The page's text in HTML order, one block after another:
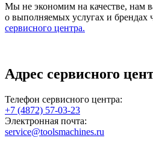
Мы не экономим на качестве, нам
о выполняемых услугах и брендах
сервисного центра.
Адрес сервисного
Телефон сервисного центра:
+7 (4872) 57-03-23
Электронная почта:
service@toolsmachines.ru